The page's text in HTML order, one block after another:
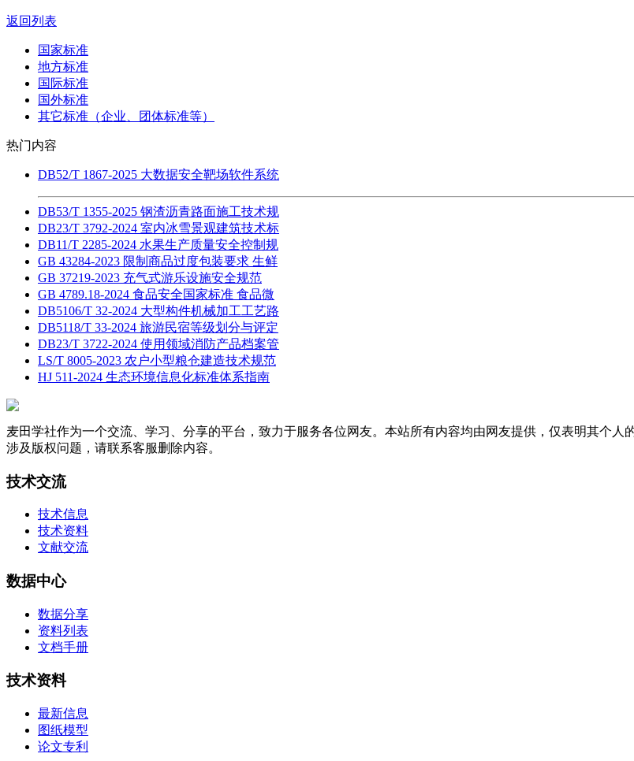
返回列表
国家标准
地方标准
国际标准
国外标准
其它标准（企业、团体标准等）
热门内容
DB52/T 1867-2025 大数据安全靶场软件系统
DB53/T 1355-2025 钢渣沥青路面施工技术规
DB23/T 3792-2024 室内冰雪景观建筑技术标
DB11/T 2285-2024 水果生产质量安全控制规
GB 43284-2023 限制商品过度包装要求 生鲜
GB 37219-2023 充气式游乐设施安全规范
GB 4789.18-2024 食品安全国家标准 食品微
DB5106/T 32-2024 大型构件机械加工工艺路
DB5118/T 33-2024 旅游民宿等级划分与评定
DB23/T 3722-2024 使用领域消防产品档案管
LS/T 8005-2023 农户小型粮仓建造技术规范
HJ 511-2024 生态环境信息化标准体系指南
麦田学社作为一个交流、学习、分享的平台，致力于服务各位网友。本站所有内容均由网友提供，仅表明其个
涉及版权问题，请联系客服删除内容。
技术交流
技术信息
技术资料
文献交流
数据中心
数据分享
资料列表
文档手册
技术资料
最新信息
图纸模型
论文专利